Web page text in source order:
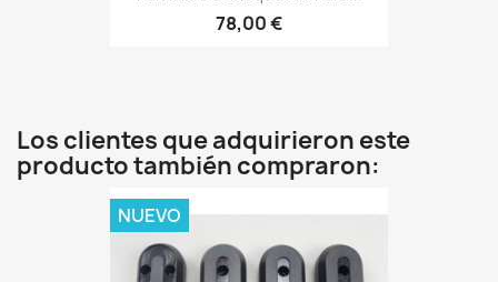
78,00 €
Los clientes que adquirieron este
producto también compraron:
NUEVO